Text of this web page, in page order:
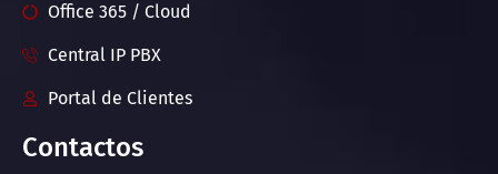
Office 365 / Cloud
Central IP PBX
Portal de Clientes
Contactos